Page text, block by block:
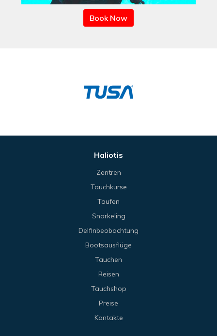
Book Now
Haliotis
Zentren
Tauchkurse
Taufen
Snorkeling
Delfinbeobachtung
Bootsausflüge
Tauchen
Reisen
Tauchshop
Preise
Kontakte